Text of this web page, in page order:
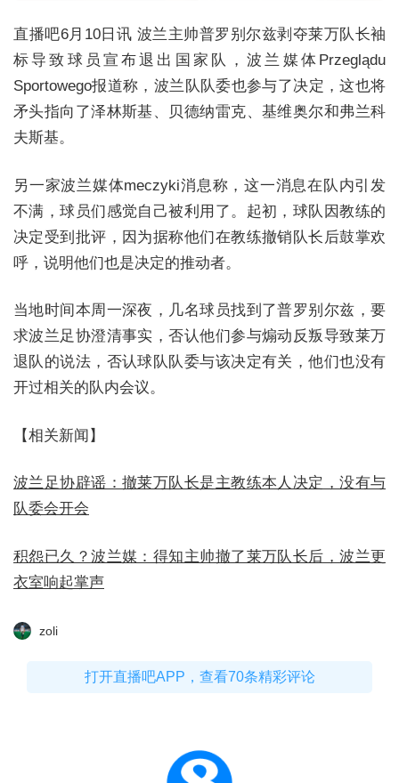
直播吧6月10日讯 波兰主帅普罗别尔兹剥夺莱万队长袖
标导致球员宣布退出国家队，波兰媒体Przeglądu
Sportowego报道称，波兰队队委也参与了决定，这也将
矛头指向了泽林斯基、贝德纳雷克、基维奥尔和弗兰科
夫斯基。
另一家波兰媒体meczyki消息称，这一消息在队内引发
不满，球员们感觉自己被利用了。起初，球队因教练的
决定受到批评，因为据称他们在教练撤销队长后鼓掌欢
呼，说明他们也是决定的推动者。
当地时间本周一深夜，几名球员找到了普罗别尔兹，要
求波兰足协澄清事实，否认他们参与煽动反叛导致莱万
退队的说法，否认球队队委与该决定有关，他们也没有
开过相关的队内会议。
【相关新闻】
波兰足协辟谣：撤莱万队长是主教练本人决定，没有与
队委会开会
积怨已久？波兰媒：得知主帅撤了莱万队长后，波兰更
衣室响起掌声
zoli
打开直播吧APP，查看70条精彩评论